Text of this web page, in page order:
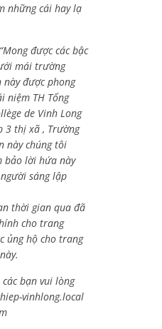
những cái hay lạ
được các bậc
mái trường
này được phong
niệm TH Tống
de Vinh Long
3 thị xã , Trường
này chúng tôi
bảo lời hứa này
sáng lập
thời gian qua đã
cho trang
ủng hộ cho trang
bạn vui lòng
vinhlong.local